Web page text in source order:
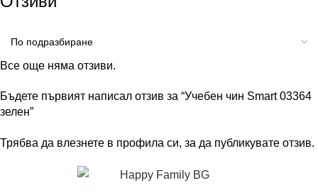
Все още няма отзиви.
Бъдете първият написал отзив за “Учебен чин Smart 03364
зелен”
Трябва да влезнете в профила си, за да публикувате отзив.